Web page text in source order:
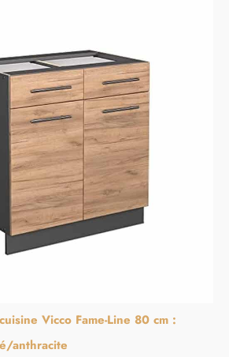
Vicco Fame-Line 80 cm :
anthracite